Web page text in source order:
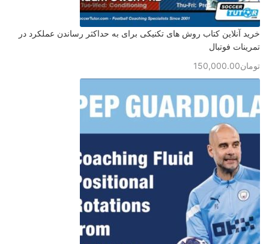
خرید آنلاین کتاب روش های تکنیکی برای به حداکثر رساندن عملکرد در
تمرینات فوتبال
تومان150,000.00